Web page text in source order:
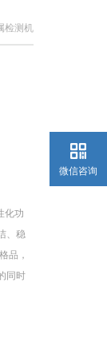
检测机
化功
、稳
品，
同时
微信咨询